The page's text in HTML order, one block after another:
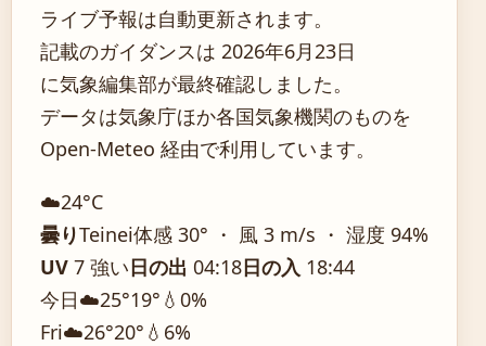
ライブ予報は自動更新されます。
記載のガイダンスは 2026年6月23日
に気象編集部が最終確認しました。
データは気象庁ほか各国気象機関のものを
Open-Meteo 経由で利用しています。
☁️24°C
曇りTeinei体感 30° ・ 風 3 m/s ・ 湿度 94%
UV 7 強い日の出 04:18日の入 18:44
今日☁️25°19° 💧0%
Fri☁️26°20° 💧6%